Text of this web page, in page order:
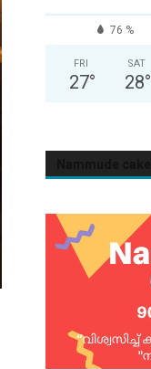
76 %
FRI
27°
SAT
28°